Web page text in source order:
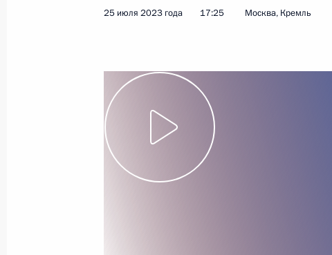
28 июля 2023 года, 17:00
Совещание по экономическим вопросам
25 июля 2023 года, 17:25
25 июля 2023 года 17:25 Москва, Кремль